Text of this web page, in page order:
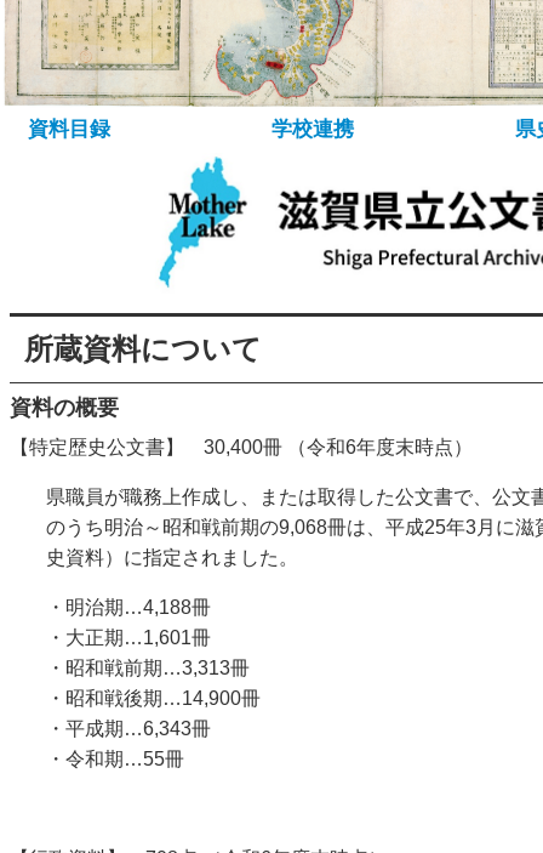
所蔵資料について 資料の探し方 デ
資料目録 学校連携 県
所蔵資料について
資料の概要
【特定歴史公文書】 30,400冊 （令和6年度末時点）
県職員が職務上作成し、または取得した公文書で、公文
のうち明治～昭和戦前期の9,068冊は、平成25年3月に滋
史資料）に指定されました。
・明治期…4,188冊
・大正期…1,601冊
・昭和戦前期…3,313冊
・昭和戦後期…14,900冊
・平成期…6,343冊
・令和期…55冊